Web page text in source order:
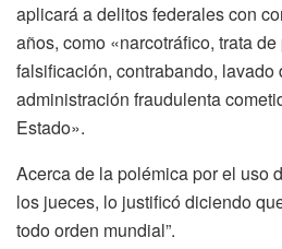
aplicará a delitos federales con
años, como «narcotráfico, trata
falsificación, contrabando, lavado
administración fraudulenta
Estado».
Acerca de la polémica por el uso
los jueces, lo justificó diciendo
todo orden mundial”.